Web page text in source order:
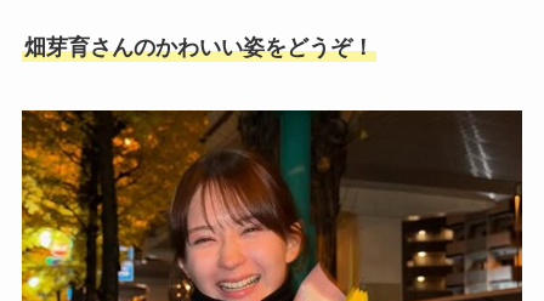
畑芽育さんのかわいい姿をどうぞ！